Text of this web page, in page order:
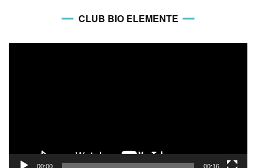
CLUB BIO ELEMENTE
00:00 00:16